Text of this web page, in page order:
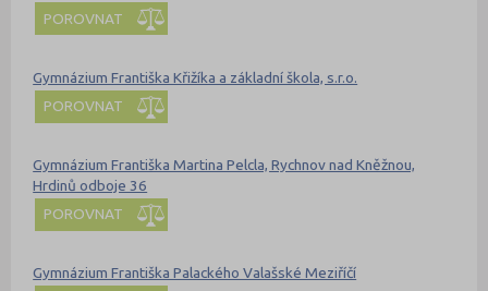
POROVNAT
Gymnázium Františka Křižíka a základní škola, s.r.o.
POROVNAT
Gymnázium Františka Martina Pelcla, Rychnov nad Kněžnou,
Hrdinů odboje 36
POROVNAT
Gymnázium Františka Palackého Valašské Meziříčí